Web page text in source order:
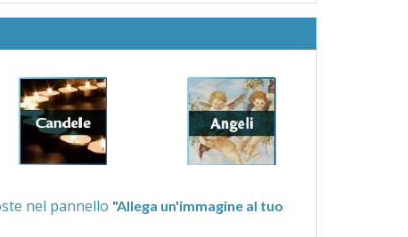
quelle proposte nel pannello "Allega un'immagine al tuo